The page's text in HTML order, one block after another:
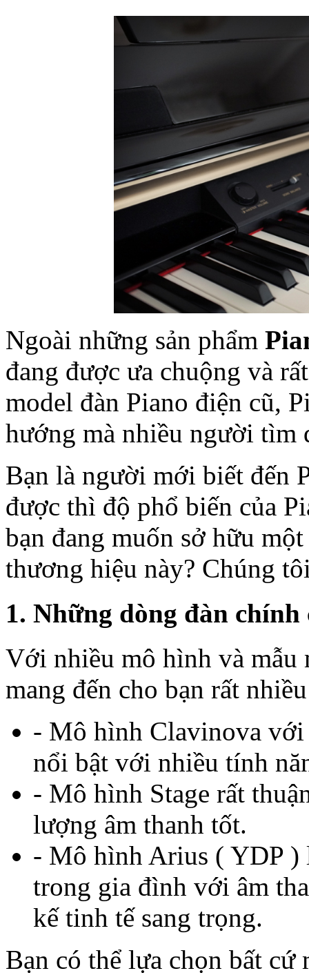
Ngoài những sản phẩm
đang được ưa chuộng và
model đàn Piano điện cũ,
hướng mà nhiều người tìm
Bạn là người mới biết đến
được thì độ phổ biến của
bạn đang muốn sở hữu
thương hiệu này? Chúng
1. Những dòng đàn
Với nhiều mô hình và mẫu
mang đến cho bạn rất
- Mô hình Clavinova với
nổi bật với nhiều tính
- Mô hình Stage rất
lượng âm thanh tốt.
- Mô hình Arius ( YDP )
trong gia đình với âm
kế tinh tế sang trọng.
Bạn có thể lựa chọn bất cứ